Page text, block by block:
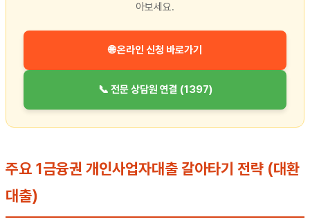
아보세요.
🌐 온라인 신청 바로가기
📞 전문 상담원 연결 (1397)
주요 1금융권 개인사업자대출 갈아타기 전략 (대환
대출)